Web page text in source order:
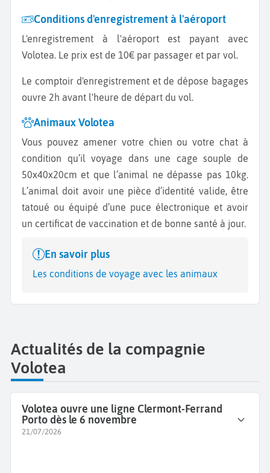
Conditions d'enregistrement à l'aéroport
L'enregistrement à l'aéroport est payant avec
Volotea. Le prix est de 10€ par passager et par vol.
Le comptoir d'enregistrement et de dépose bagages
ouvre 2h avant l'heure de départ du vol.
Animaux Volotea
Vous pouvez amener votre chien ou votre chat à
condition qu’il voyage dans une cage souple de
50x40x20cm et que l’animal ne dépasse pas 10kg.
L’animal doit avoir une pièce d’identité valide, être
tatoué ou équipé d’une puce électronique et avoir
un certificat de vaccination et de bonne santé à jour.
En savoir plus
Les conditions de voyage avec les animaux
Actualités de la compagnie
Volotea
Volotea ouvre une ligne Clermont-Ferrand
Porto dès le 6 novembre
21/07/2026